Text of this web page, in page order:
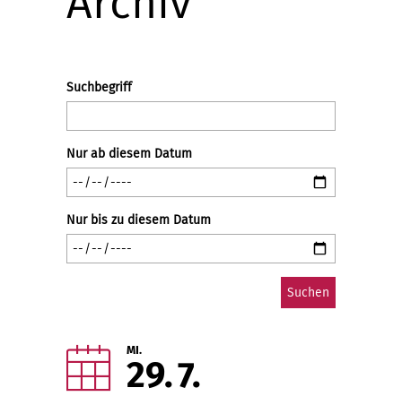
Suchbegriff
Nur ab diesem Datum
Nur bis zu diesem Datum
MI.
29 7